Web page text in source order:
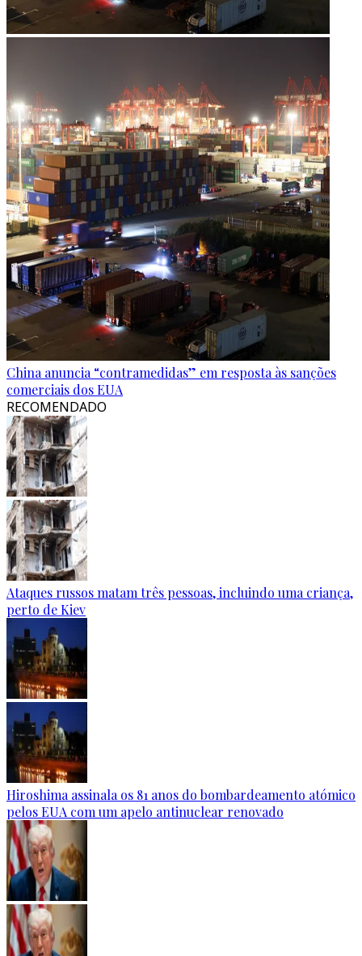
China anuncia “contramedidas” em resposta às sanções
comerciais dos EUA
RECOMENDADO
Ataques russos matam três pessoas, incluindo uma criança,
perto de Kiev
Hiroshima assinala os 81 anos do bombardeamento atómico
pelos EUA com um apelo antinuclear renovado